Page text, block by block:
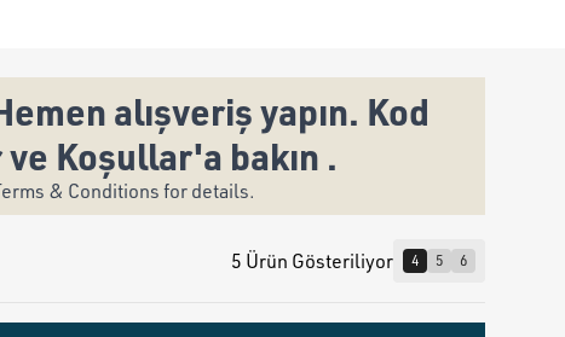
alışveriş yapın. Kod
Koşullar'a bakın .
& Conditions for details.
5 Ürün Gösteriliyor 4 5 6